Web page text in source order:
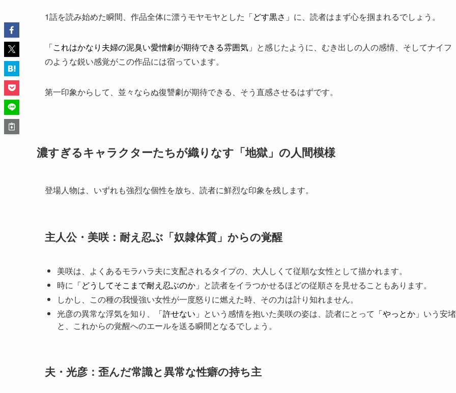
1話を読み始めた瞬間、作品全体に漂うモヤモヤとした 「どす黒さ」 に、読者はまず心を掴まれるでしょう。
「これはかなり夫婦の泥臭い愛憎劇が期待できる雰囲気」 と感じたように、むき出しの人の感情、そしてナイフ
のような鋭い感覚がこの作品には宿っています。
第一印象からして、並々ならぬ復讐劇が期待できる、そう直感させるはずです。
濃すぎるキャラクターたちが織りなす「地獄」の人間模様
登場人物は、いずれも強烈な個性を放ち、読者に鮮烈な印象を残します。
主人公・美咲：耐え忍ぶ「奴隷体質」からの覚醒
美咲は、よくあるモラハラ夫に支配されるタイプの、大人しくて従順な女性として描かれます。
時に 「どうしてそこまで耐え忍ぶのか」 と読者をイラつかせるほどの従順さを見せることもあります。
しかし、この種の我慢強い女性が一度怒りに燃えた時、その力は計り知れません。
光彦の異常な浮気を知り、
「許せない」 という感情を抱いた美咲の姿は、読者にとって 「やっとか」 いう安堵
と、これからの覚醒へのエールを送る瞬間となるでしょう。
夫・光彦：歪んだ常識と異常な性癖の持ち主